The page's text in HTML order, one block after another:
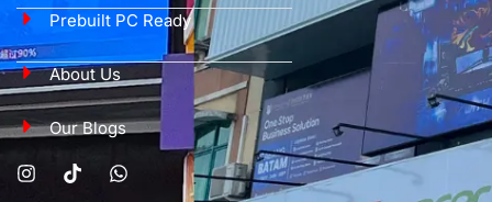
Prebuilt PC Ready
About Us
Our Blogs